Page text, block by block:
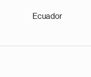
Ecuador